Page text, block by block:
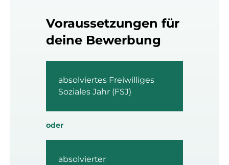
Voraussetzungen für
deine Bewerbung
absolviertes Freiwilliges
Soziales Jahr (FSJ)
oder
absolvierter